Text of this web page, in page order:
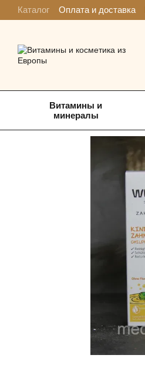
Перейти к основному контенту
Каталог Оплата и доставка
Витамины и
минералы